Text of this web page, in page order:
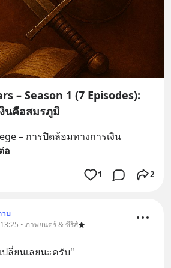
– Season 1 (7 Episodes):
นคือสมรภูมิ
– การปิดล้อมทางการเงิน
อ
1 2
าม
• ภาพยนตร์ & ซีรีส์
ปลี่ยนเลยนะครับ"